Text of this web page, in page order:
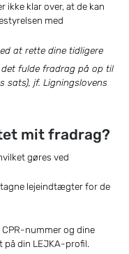
ikke klar over, at de kan
med
at rette dine tidligere
fulde fradrag på op til
jf. Ligningslovens
mit fradrag?
gøres ved
lejeindtægter for de
CPR-nummer og dine
din LEJKA-profil.